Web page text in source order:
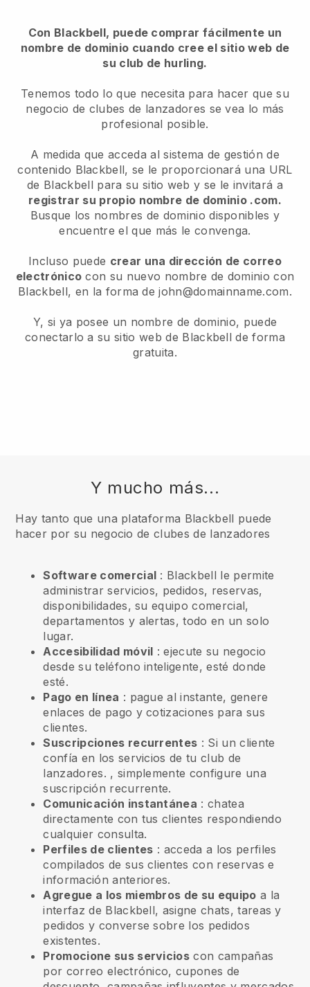
Con Blackbell, puede comprar fácilmente un
nombre de dominio cuando cree el sitio web de
su club de hurling.
Tenemos todo lo que necesita para hacer que su
negocio de clubes de lanzadores se vea lo más
profesional posible.
A medida que acceda al sistema de gestión de
contenido Blackbell, se le proporcionará una URL
de Blackbell para su sitio web y se le invitará a
registrar su propio nombre de dominio .com.
Busque los nombres de dominio disponibles y
encuentre el que más le convenga.
Incluso puede crear una dirección de correo
electrónico con su nuevo nombre de dominio con
Blackbell, en la forma de john@domainname.com.
Y, si ya posee un nombre de dominio, puede
conectarlo a su sitio web de Blackbell de forma
gratuita.
Y mucho más...
Hay tanto que una plataforma Blackbell puede
hacer por su negocio de clubes de lanzadores
Software comercial : Blackbell le permite
administrar servicios, pedidos, reservas,
disponibilidades, su equipo comercial,
departamentos y alertas, todo en un solo
lugar.
Accesibilidad móvil : ejecute su negocio
desde su teléfono inteligente, esté donde
esté.
Pago en línea : pague al instante, genere
enlaces de pago y cotizaciones para sus
clientes.
Suscripciones recurrentes : Si un cliente
confía en los servicios de tu club de
lanzadores. , simplemente configure una
suscripción recurrente.
Comunicación instantánea : chatea
directamente con tus clientes respondiendo
cualquier consulta.
Perfiles de clientes : acceda a los perfiles
compilados de sus clientes con reservas e
información anteriores.
Agregue a los miembros de su equipo a la
interfaz de Blackbell, asigne chats, tareas y
pedidos y converse sobre los pedidos
existentes.
Promocione sus servicios con campañas
por correo electrónico, cupones de